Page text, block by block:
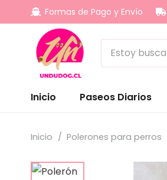
Formas de Pago y Envío
Inicio Paseos Diarios
Inicio / Polerones para perros